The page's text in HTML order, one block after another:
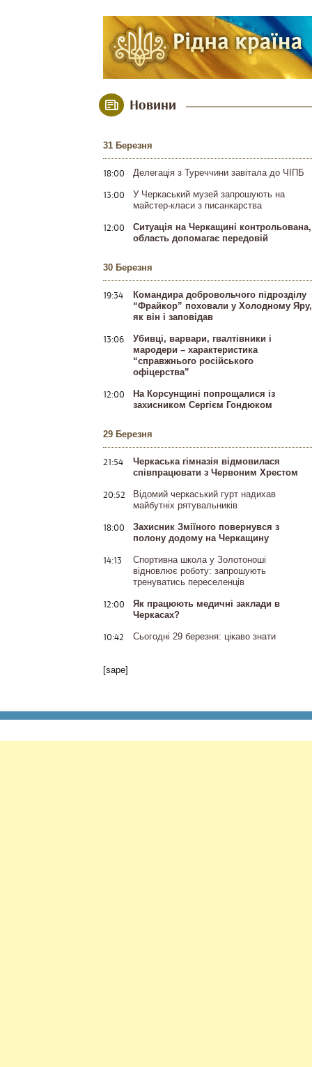
Новини
31 Березня
18:00 Делегація з Туреччини завітала до ЧІПБ
13:00
У Черкаський музей запрошують на
майстер-класи з писанкарства
12:00
Ситуація на Черкащині контрольована,
область допомагає передовій
30 Березня
19:34
Командира добровольчого підрозділу
“Фрайкор” поховали у Холодному Яру,
як він і заповідав
13:06
Убивці, варвари, гвалтівники і
мародери – характеристика
“справжнього російського
офіцерства”
12:00
На Корсунщині попрощалися із
захисником Сергієм Гондюком
29 Березня
21:54
Черкаська гімназія відмовилася
співпрацювати з Червоним Хрестом
20:52
Відомий черкаський гурт надихав
майбутніх рятувальників
18:00
Захисник Зміїного повернувся з
полону додому на Черкащину
14:13
Спортивна школа у Золотоноші
відновлює роботу: запрошують
тренуватись переселенців
12:00
Як працюють медичні заклади в
Черкасах?
10:42 Сьогодні 29 березня: цікаво знати
[sape]